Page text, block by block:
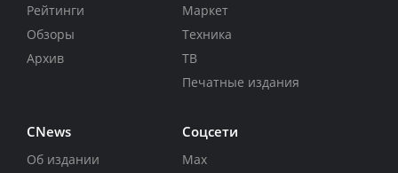
Рейтинги
Обзоры
Архив
Маркет
Техника
ТВ
Печатные издания
CNews
Об издании
Соцсети
Max